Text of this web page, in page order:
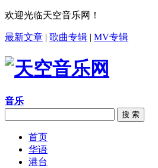
欢迎光临天空音乐网！
最新文章 | 歌曲专辑 | MV专辑
音乐
搜 索
首页
华语
港台